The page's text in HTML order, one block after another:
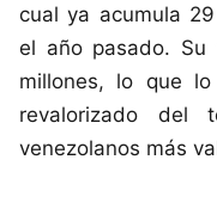
cual ya acumula
el año pasado. Su
millones, lo que
revalorizado
venezolanos más